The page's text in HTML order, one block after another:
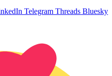
Telegram Threads Bluesky